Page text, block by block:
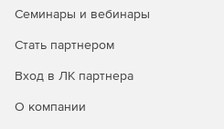
Семинары и вебинары
Стать партнером
Вход в ЛК партнера
О компании